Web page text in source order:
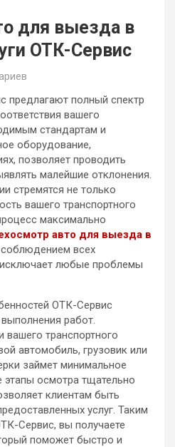
для выезда в
ОТК-Сервис
предлагают полный спектр
вашего
стандартам и
оборудование,
позволяет проводить
малейшие отклонения.
стремятся не только
вашего транспортного
максимально
авто для выезда в
всех
любые проблемы
ОТК-Сервис
работ.
вашего транспортного
автомобиль, грузовик или
займет минимальное
этапы осмотра тщательно
клиентам быть
услуг. Таким
Сервис, вы получаете
поможет быстро и